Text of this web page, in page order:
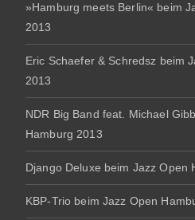
»Hamburg meets Berlin« beim
2013
Eric Schaefer & Schredsz beim
2013
NDR Big Band feat. Michael
Hamburg 2013
Django Deluxe beim Jazz Open
KBP-Trio beim Jazz Open